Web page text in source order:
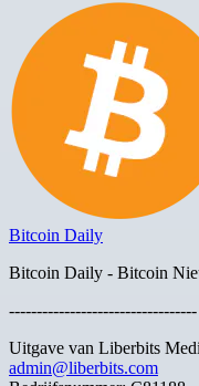
Bitcoin Daily
Bitcoin Daily - Bitcoin
----------------------------------
Uitgave van Liberbits
admin@liberbits.com